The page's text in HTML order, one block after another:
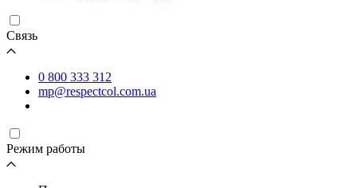
Связь
0 800 333 312
mp@respectcol.com.ua
Режим работы